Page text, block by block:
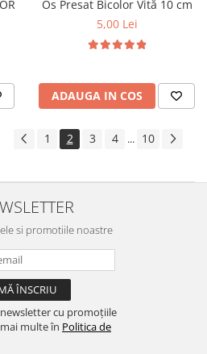
Os Presat Bicolor Vită 10 cm
5,00 Lei
ADAUGA IN COS
1 2 3 4 ... 10
si promotiile noastre
cu promoțiile
multe în Politica de